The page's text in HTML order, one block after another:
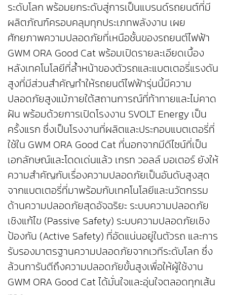
ระดับโลก พร้อมยกระดับสู่การเป็นแบรนด์รถยนต์ที่มี
ผลิตภัณฑ์ครอบคลุมทุกประเภทพลังงาน เผย
ศักยภาพความปลอดภัยที่เหนือชั้นของรถยนต์ไฟฟ้า
GWM ORA Good Cat พร้อมเปิดรายละเอียดเบื้อง
หลังเทคโนโลยีที่ล้ำหน้าของตัวรถและแบตเตอรี่แรงดัน
สูงที่มีส่วนสำคัญทำให้รถยนต์ไฟฟ้ารุ่นนี้มีความ
ปลอดภัยสูงแม้ภายใต้สถานการณ์ที่ท้าทายและไม่คาด
ฝัน พร้อมด้วยการเปิดโรงงาน SVOLT Energy เป็น
ครั้งแรก ซึ่งเป็นโรงงานที่ผลิตและประกอบแบตเตอรี่ที่
ใช้ใน GWM ORA Good Cat ที่นอกจากมีดีไซน์ที่เป็น
เอกลักษณ์และโดดเด่นแล้ว เกรท วอลล์ มอเตอร์ ยังให้
ความสำคัญกับเรื่องความปลอดภัยเป็นอันดับสูงสุด
จากแบตเตอรี่ที่มาพร้อมกับเทคโนโลยีและนวัตกรรม
ด้านความปลอดภัยสุดอัจฉริยะ ระบบความปลอดภัย
เชิงแก้ไข (Passive Safety) ระบบความปลอดภัยเชิง
ป้องกัน (Active Safety) ที่อัดแน่นอยู่ในตัวรถ และการ
รับรองมาตรฐานความปลอดภัยจากเวทีระดับโลก ซึ่ง
ล้วนการันตีถึงความปลอดภัยขั้นสูงเพื่อให้ผู้ใช้งาน
GWM ORA Good Cat ได้มั่นใจและอุ่นใจตลอดทุกเส้น